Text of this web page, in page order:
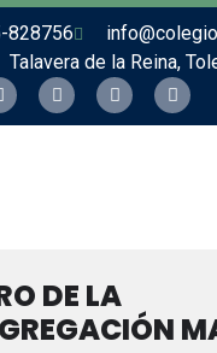
828756
Talavera de la Reina,
DE LA